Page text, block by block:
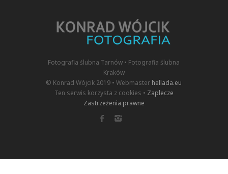
Fotografia ślubna Tarnów • Fotografia ślubna
Kraków
© Konrad Wójcik 2019 • Webmaster hellada.eu
Ten serwis korzysta z cookies • Zaplecze
Zastrzeżenia prawne